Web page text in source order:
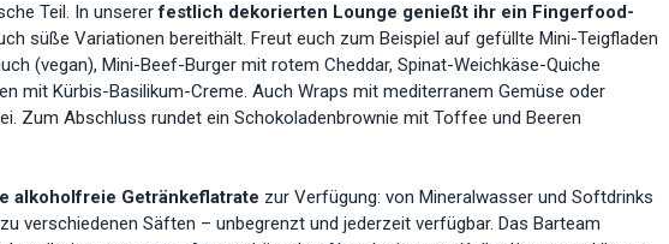
Teil. In unsererfestlich dekorierten Lounge genießt ihr ein Fingerfood-
süße Variationen bereithält. Freut euch zum Beispiel auf gefüllte Mini-Teigfladen
(vegan), Mini-Beef-Burger mit rotem Cheddar, Spinat-Weichkäse-Quiche
mit Kürbis-Basilikum-Creme. Auch Wraps mit mediterranem Gemüse oder
Zum Abschluss rundet ein Schokoladenbrownie mit Toffee und Beeren
alkoholfreie Getränkeflatrate zur Verfügung: von Mineralwasser und Softdrinks
verschiedenen Säften – unbegrenzt und jederzeit verfügbar. Das Barteam